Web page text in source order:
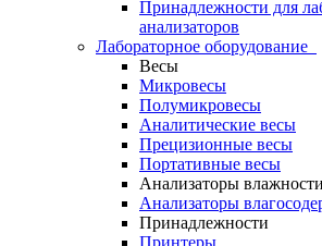
Принадлежности для
анализаторов
Лабораторное оборудование
Весы
Микровесы
Полумикровесы
Аналитические весы
Прецизионные весы
Портативные весы
Анализаторы влажности
Анализаторы
Принадлежности